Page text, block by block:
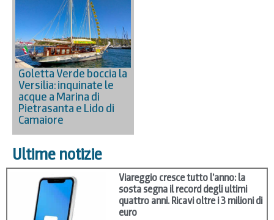
Goletta Verde boccia la
Versilia: inquinate le
acque a Marina di
Pietrasanta e Lido di
Camaiore
Ultime notizie
Viareggio cresce tutto l’anno: la
sosta segna il record degli ultimi
quattro anni. Ricavi oltre i 3 milioni di
euro